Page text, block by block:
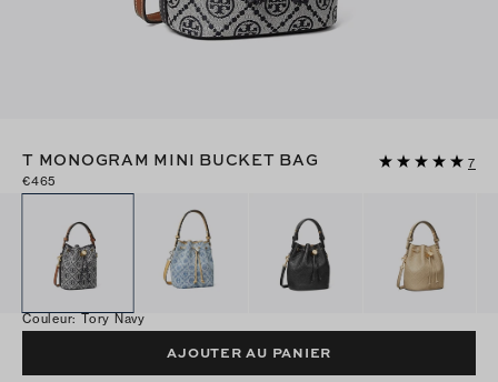
T MONOGRAM MINI BUCKET BAG
7
€465
Couleur: Tory Navy
AJOUTER AU PANIER